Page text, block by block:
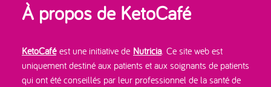
À propos de KetoCafé
KetoCaféest une initiative de Nutricia. Ce site web est
uniquement destiné aux patients et aux soignants de patients
qui ont été conseillés par leur professionnel de la santé de